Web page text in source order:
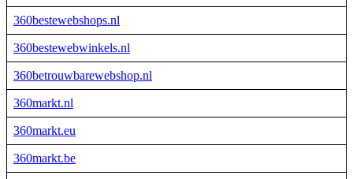
360bestewebshops.nl
360bestewebwinkels.nl
360betrouwbarewebshop.nl
360markt.nl
360markt.eu
360markt.be